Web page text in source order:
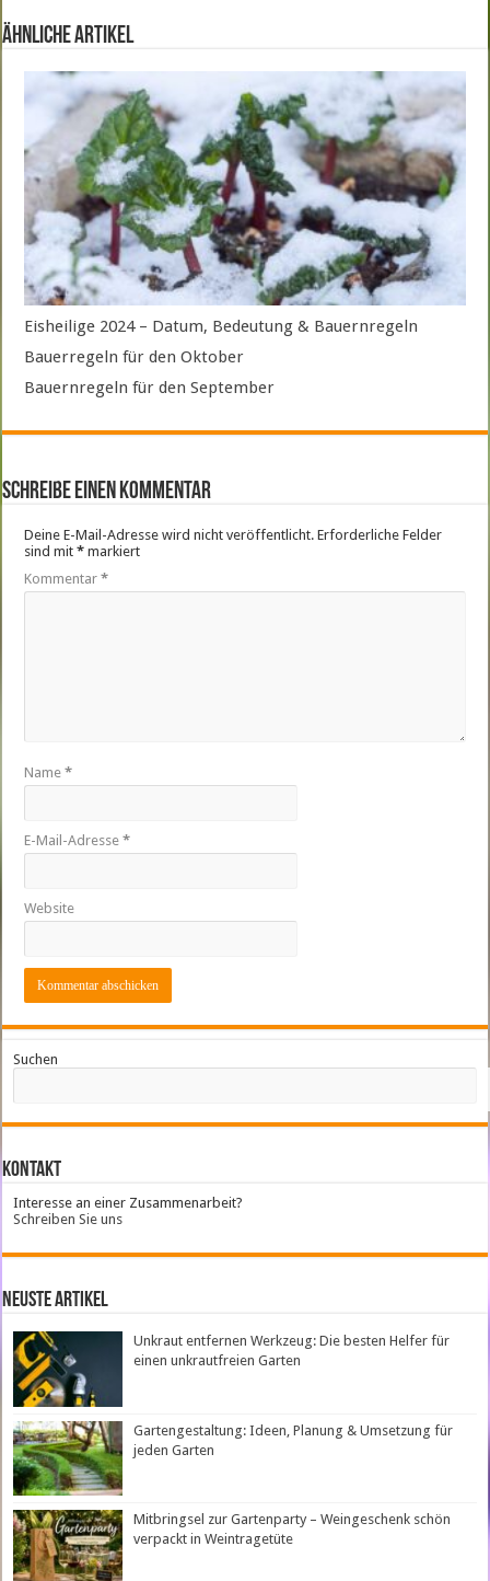
ähnliche Artikel
Eisheilige 2024 – Datum, Bedeutung & Bauernregeln
Bauerregeln für den Oktober
Bauernregeln für den September
Schreibe einen Kommentar
Deine E-Mail-Adresse wird nicht veröffentlicht. Erforderliche Felder
sind mit* markiert
Kommentar*
Name*
E-Mail-Adresse*
Website
Suchen
Kontakt
Interesse an einer Zusammenarbeit?
Schreiben Sie uns
neuste Artikel
Unkraut entfernen Werkzeug: Die besten Helfer für
einen unkrautfreien Garten
Gartengestaltung: Ideen, Planung & Umsetzung für
jeden Garten
Mitbringsel zur Gartenparty – Weingeschenk schön
verpackt in Weintragetüte